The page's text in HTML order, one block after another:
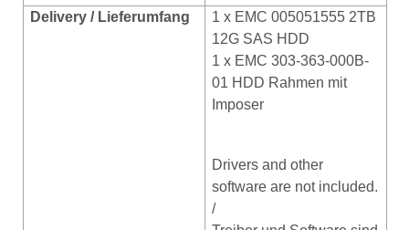
Delivery / Lieferumfang
1 x EMC 005051555 2TB
12G SAS HDD
1 x EMC 303-363-000B-
01 HDD Rahmen mit
Imposer
Drivers and other
software are not included.
/